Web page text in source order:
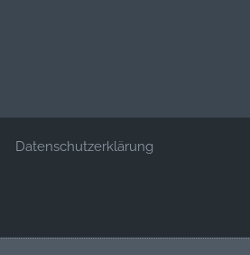
Datenschutzerklärung